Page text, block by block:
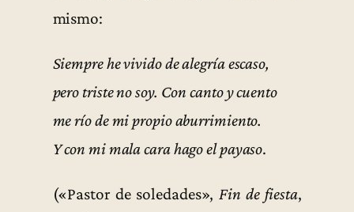
mismo:
Siempre he vivido de alegría escaso,
pero triste no soy. Con canto y cuento
me río de mi propio aburrimiento.
Y con mi mala cara hago el payaso.
(«Pastor de soledades», Fin de fiesta,